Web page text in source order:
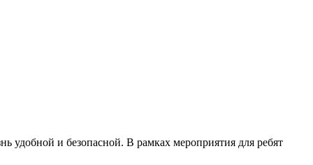
и безопасной. В рамках мероприятия для ребят